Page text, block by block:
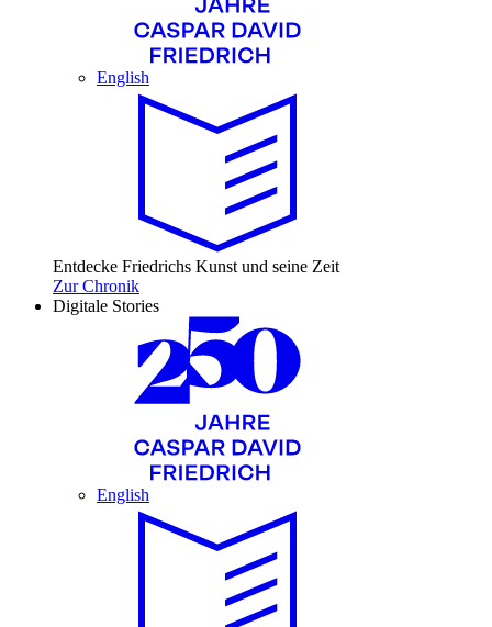
English
Entdecke Friedrichs Kunst und seine Zeit
Zur Chronik
Digitale Stories
English